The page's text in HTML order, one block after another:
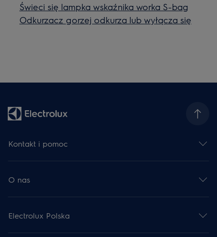
Świeci się lampka wskaźnika worka S-bag
Odkurzacz gorzej odkurza lub wyłącza się
Kontakt i pomoc
O nas
Electrolux Polska